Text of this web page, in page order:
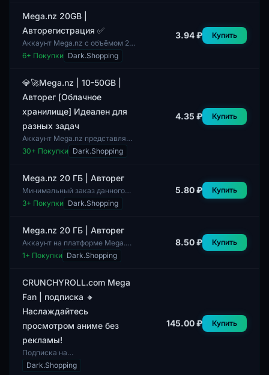
аккаунт включает в себя...
Mega.nz 20GB |
Авторегистрация ✅
Аккаунт Mega.nz с объёмом 20
ГБ. Этот аккаунт подходит для
пользователей, которым
возможности хра...
6+ Покупки Dark.Shopping
3.94 ₽ Купить
💎🚀Mega.nz | 10-50GB |
Авторег [Облачное
хранилище] Идеален для
разных задач
Аккаунт Mega.nz представляет
собой облачное хранилище с
объёмом от 10 до 50 ГБ.
регистрацию, что...
30+ Покупки Dark.Shopping
4.35 ₽ Купить
Mega.nz 20 ГБ | Авторег
Минимальный заказ данного
аккаунта составляет 1 штуку.
Аккаунт Mega.nz
облачного хранилища, что
позв...
3+ Покупки Dark.Shopping
5.80 ₽ Купить
Mega.nz 20 ГБ | Авторег
Аккаунт на платформе Mega.nz
предоставляет пользователям
20 ГБ облачного пространства
автор...
1+ Покупки Dark.Shopping
8.50 ₽ Купить
CRUNCHYROLL.com Mega
Fan | подписка 🔸
Наслаждайтесь
просмотром аниме без
рекламы!
Подписка на
CRUNCHYROLL.com Mega Fan
предоставляет доступ к
Dark.Shopping
145.00 ₽ Купить